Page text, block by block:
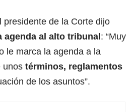
presidente de la Corte dijo
agenda al alto tribunal: “Muy
le marca la agenda a la
unos términos, reglamentos
de los asuntos”.